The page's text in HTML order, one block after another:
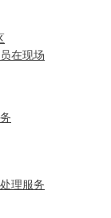
在现场
理服务